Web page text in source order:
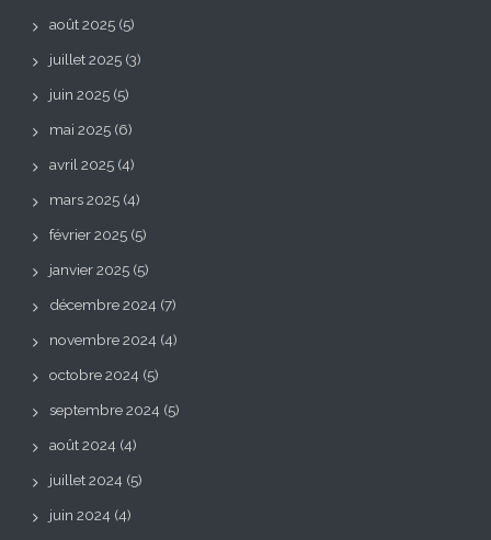
août 2025 (5)
juillet 2025 (3)
juin 2025 (5)
mai 2025 (6)
avril 2025 (4)
mars 2025 (4)
février 2025 (5)
janvier 2025 (5)
décembre 2024 (7)
novembre 2024 (4)
octobre 2024 (5)
septembre 2024 (5)
août 2024 (4)
juillet 2024 (5)
juin 2024 (4)